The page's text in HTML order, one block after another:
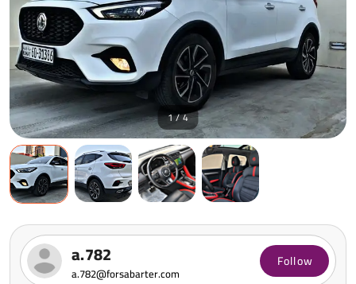
1 / 4
a.782
a.782@forsabarter.com
Follow